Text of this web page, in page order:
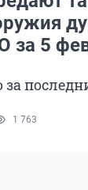
за 5
1 763